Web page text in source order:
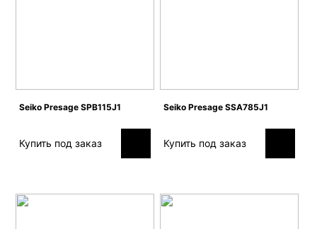
Seiko Presage SPB115J1
Купить под заказ
Seiko Presage SSA785J1
Купить под заказ